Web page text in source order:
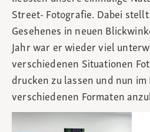
Street- Fotografie. Dabei
Gesehenes in neuen
Jahr war er wieder viel
verschiedenen Situationen
drucken zu lassen und nun
verschiedenen Formaten